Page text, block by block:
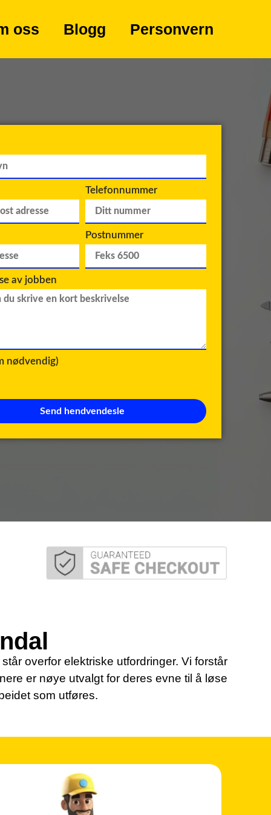
oss Blogg Personvern
Telefonnummer
Postnummer
av jobben
nødvendig)
Send hendvendesle
overfor elektriske utfordringer. Vi forstår
er nøye utvalgt for deres evne til å løse
som utføres.